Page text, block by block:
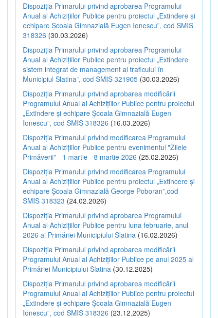
Dispoziția Primarului privind aprobarea Programului
Anual al Achizițiilor Publice pentru proiectul „Extindere și
echipare Școala Gimnazială Eugen Ionescu”, cod SMIS
318326 (30.03.2026)
Dispoziția Primarului privind aprobarea Programului
Anual al Achizițiilor Publice pentru proiectul „Extindere
sistem integrat de management al traficului în
Municipiul Slatina”, cod SMIS 321905 (30.03.2026)
Dispoziția Primarului privind aprobarea modificării
Programului Anual al Achizițiilor Publice pentru proiectul
„Extindere și echipare Școala Gimnazială Eugen
Ionescu”, cod SMIS 318326 (16.03.2026)
Dispoziția Primarului privind modificarea Programului
Anual al Achizițiilor Publice pentru evenimentul "Zilele
Primăverii" - 1 martie - 8 martie 2026 (25.02.2026)
Dispoziția Primarului privind modificarea Programului
Anual al Achizițiilor Publice pentru proiectul „Extincere și
echipare Școala Gimnazială George Poboran”,cod
SMIS 318323 (24.02.2026)
Dispoziția Primarului privind aprobarea Programului
Anual al Achizițiilor Publice pentru luna februarie, anul
2026 al Primăriei Municipiului Slatina (16.02.2026)
Dispoziția Primarului privind aprobarea modificării
Programului Anual al Achizițiilor Publice pe anul 2025 al
Primăriei Municipiului Slatina (30.12.2025)
Dispoziția Primarului privind aprobarea modificării
Programului Anual al Achizițiilor Publice pentru proiectul
„Extindere și echipare Școala Gimnazială Eugen
Ionescu”, cod SMIS 318326 (23.12.2025)